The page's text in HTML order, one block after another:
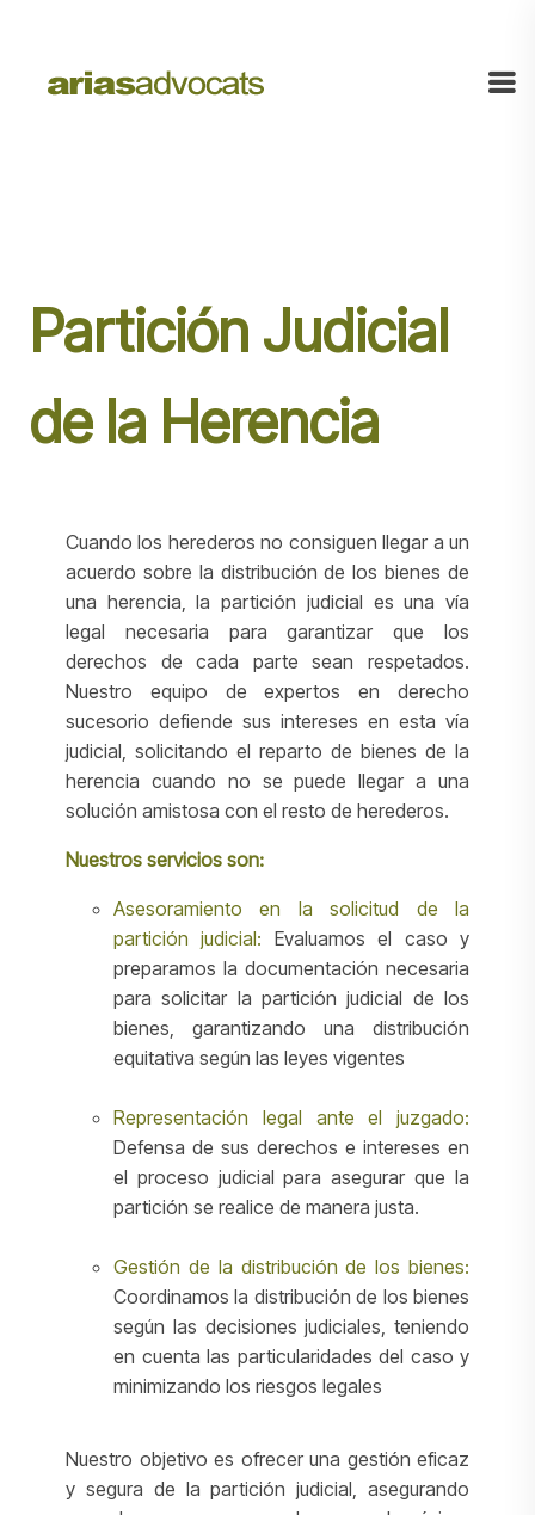
Partición Judicial
de la Herencia
Cuando los herederos no consiguen llegar a un
acuerdo sobre la distribución de los bienes de
una herencia, la partición judicial es una vía
legal necesaria para garantizar que los
derechos de cada parte sean respetados.
Nuestro equipo de expertos en derecho
sucesorio defiende sus intereses en esta vía
judicial, solicitando el reparto de bienes de la
herencia cuando no se puede llegar a una
solución amistosa con el resto de herederos.
Nuestros servicios son:
Asesoramiento en la solicitud de la
partición judicial: Evaluamos el caso y
preparamos la documentación necesaria
para solicitar la partición judicial de los
bienes, garantizando una distribución
equitativa según las leyes vigentes
Representación legal ante el juzgado:
Defensa de sus derechos e intereses en
el proceso judicial para asegurar que la
partición se realice de manera justa.
Gestión de la distribución de los bienes:
Coordinamos la distribución de los bienes
según las decisiones judiciales, teniendo
en cuenta las particularidades del caso y
minimizando los riesgos legales
Nuestro objetivo es ofrecer una gestión eficaz
y segura de la partición judicial, asegurando